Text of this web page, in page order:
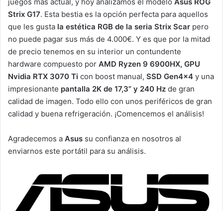
Strix G17. Esta bestia es la opción perfecta para aquellos
que les gusta la estética RGB de la seria Strix Scar pero
no puede pagar sus más de 4.000€. Y es que por la mitad
de precio tenemos en su interior un contundente
hardware compuesto por AMD Ryzen 9 6900HX, GPU
Nvidia RTX 3070 Ti con boost manual, SSD Gen4x4 y una
impresionante pantalla 2K de 17,3” y 240 Hz de gran
calidad de imagen. Todo ello con unos periféricos de gran
calidad y buena refrigeración. ¡Comencemos el análisis!
Agradecemos a Asus su confianza en nosotros al
enviarnos este portátil para su análisis.